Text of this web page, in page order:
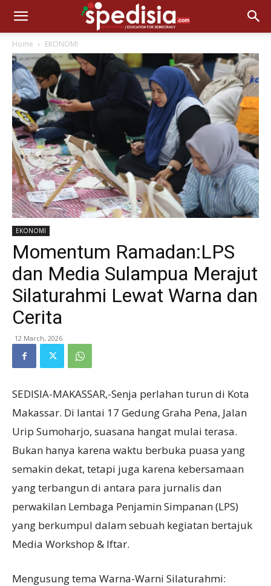
Home EKONOMI
EKONOMI
Momentum Ramadan:LPS
dan Media Sulampua Merajut
Silaturahmi Lewat Warna dan
Cerita
12 March, 2026
SEDISIA-MAKASSAR,-Senja perlahan turun di Kota
Makassar. Di lantai 17 Gedung Graha Pena, Jalan
Urip Sumoharjo, suasana hangat mulai terasa.
Bukan hanya karena waktu berbuka puasa yang
semakin dekat, tetapi juga karena kebersamaan
yang terbangun di antara para jurnalis dan
perwakilan Lembaga Penjamin Simpanan (LPS)
yang berkumpul dalam sebuah kegiatan bertajuk
Media Workshop & Iftar.
Mengusung tema Warna-Warni Silaturahmi: